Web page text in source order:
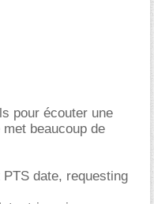
pour écouter une
beaucoup de
date, requesting